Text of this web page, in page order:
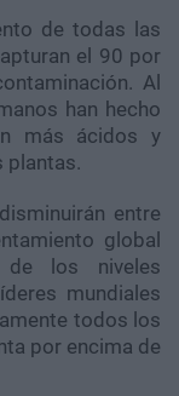
de todas las
el 90 por
Al
han hecho
más ácidos y
plantas.
entre
global
los niveles
mundiales
todos los
por encima de